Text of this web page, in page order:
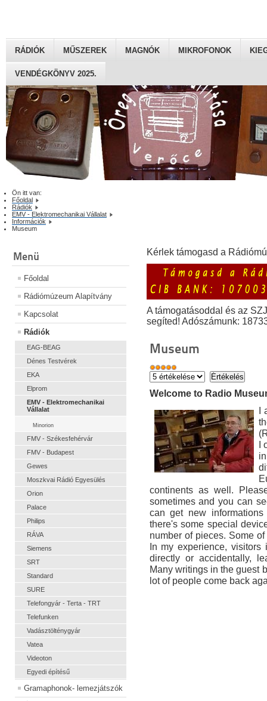
RÁDIÓK MŰSZEREK MAGNÓK MIKROFONOK
VENDÉGKÖNYV 2025.
Ön itt van:
Főoldal
Rádiók
EMV - Elektromechanikai Vállalat
Információk
Museum
Menü
Főoldal
Rádiómúzeum Alapítvány
Kapcsolat
Rádiók
EAG-BEAG
Dénes Testvérek
EKA
Elprom
EMV - Elektromechanikai
Vállalat
Minorion
FMV - Székesfehérvár
FMV - Budapest
Gewes
Moszkvai Rádió Egyesülés
Orion
Palace
Philips
RÁVA
Siemens
SRT
Standard
SURE
Telefongyár - Terta - TRT
Telefunken
Vadásztölténygyár
Vatea
Videoton
Egyedi építésű
Gramaphonok- lemezjátszók
Kérlek támogasd a
A támogatásoddal és az
segíted! Adószámunk:
Museum
Welcome to Radio
continents as well.
sometimes and you can
can get new
there's some special
number of pieces. Some
In my experience,
directly or accidentally,
Many writings in the guest
lot of people come back